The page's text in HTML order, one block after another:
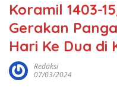
Koramil 1403-
Gerakan
Hari Ke Dua di
Redaksi
07/03/2024